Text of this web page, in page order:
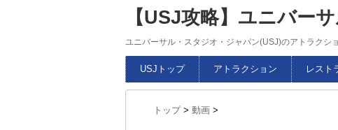
【USJ攻略】ユニバー
ユニバーサル・スタジオ・ジャパン(USJ)のアトラクシ
USJトップ アトラクション レスト
トップ > 動画 >